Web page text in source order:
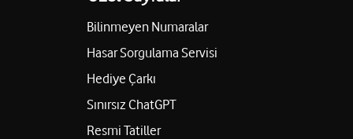
Sakarya Serdivan/Sakarya
Yol tarifi al
Bilinmeyen Numaralar
Hasar Sorgulama Servisi
Hediye Çarkı
Sınırsız ChatGPT
Resmi Tatiller